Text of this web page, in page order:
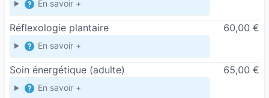
adaptée à vos contraintes et à vos envies.
Mes principaux domaines d’accompagnement
en naturopathie :
Alimentation vivante et consciente
dogme ni restriction inutile
Sommeil: comprendre et améliorer les routines
En savoir +
Réflexologie plantaire
En savoir +
60,00 €
Soin énergétique (adulte)
En savoir +
65,00 €